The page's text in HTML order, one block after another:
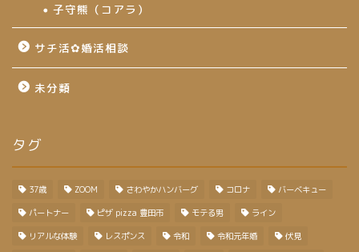
子守熊（コアラ）
サチ活✿婚活相談
未分類
タグ
37歳 ZOOM さわやかハンバーグ コロナ バーベキュー
パートナー ピザ pizza 豊田市 モテる男 ライン
リアルな体験 レスポンス 令和 令和元年婚 伏見